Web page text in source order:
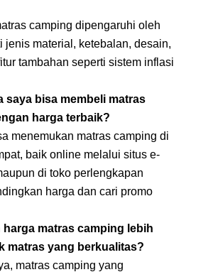
camping dipengaruhi oleh
jenis material, ketebalan, desain,
tambahan seperti sistem inflasi
saya bisa membeli matras
harga terbaik?
menemukan matras camping di
baik online melalui situs e-
di toko perlengkapan
harga dan cari promo
harga matras camping lebih
matras yang berkualitas?
matras camping yang